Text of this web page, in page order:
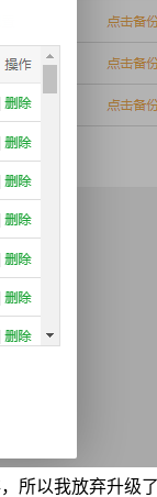
所以我放弃升级